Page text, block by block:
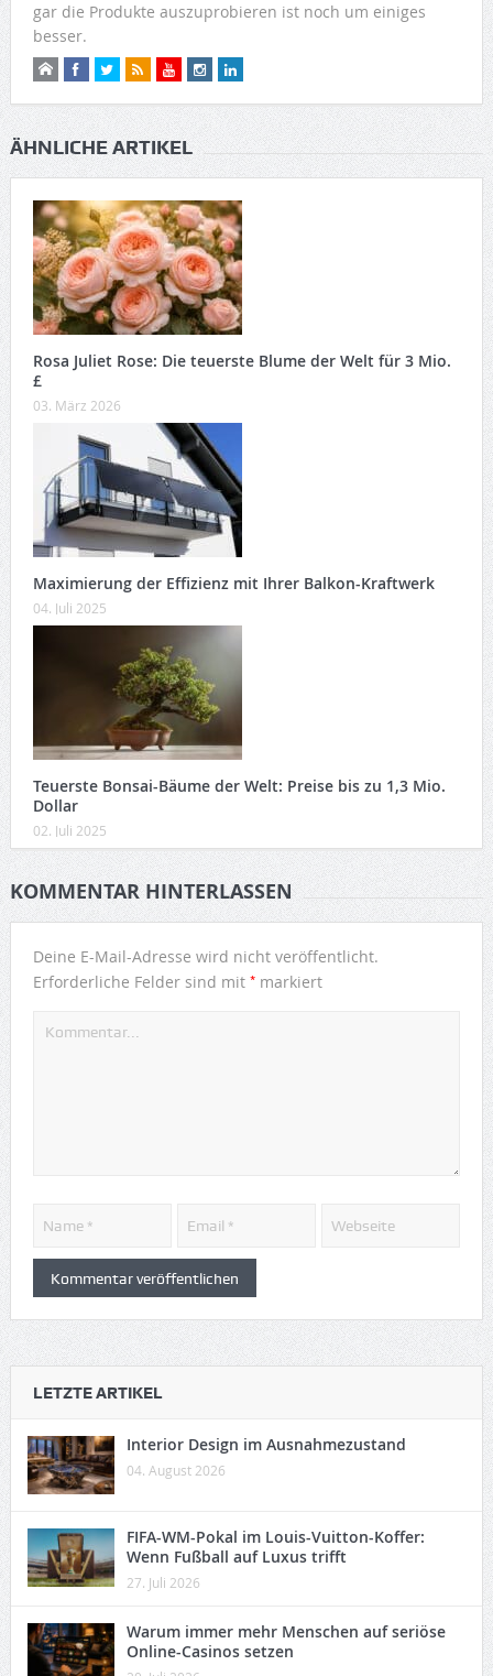
gar die Produkte auszuprobieren ist noch um einiges
besser.
ÄHNLICHE ARTIKEL
Rosa Juliet Rose: Die teuerste Blume der Welt für 3 Mio.
£
03. März 2026
Maximierung der Effizienz mit Ihrer Balkon-Kraftwerk
04. Juli 2025
Teuerste Bonsai-Bäume der Welt: Preise bis zu 1,3 Mio.
Dollar
02. Juli 2025
KOMMENTAR HINTERLASSEN
Deine E-Mail-Adresse wird nicht veröffentlicht.
Erforderliche Felder sind mit *markiert
LETZTE ARTIKEL
Interior Design im Ausnahmezustand
04. August 2026
FIFA-WM-Pokal im Louis-Vuitton-Koffer:
Wenn Fußball auf Luxus trifft
27. Juli 2026
Warum immer mehr Menschen auf seriöse
Online-Casinos setzen